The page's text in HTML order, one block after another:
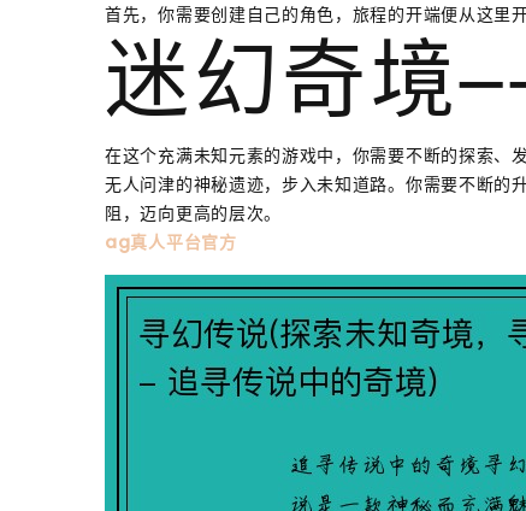
首先，你需要创建自己的角色，旅程的开端便从这里
迷幻奇境
在这个充满未知元素的游戏中，你需要不断的探索、
无人问津的神秘遗迹，步入未知道路。你需要不断的
阻，迈向更高的层次。
ag真人平台官方